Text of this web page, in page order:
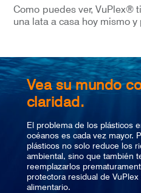
Como puedes ver, VuPlex®
una lata a casa hoy mismo
Vea su mundo
claridad.
El problema de los plásticos
océanos es cada vez mayor.
plásticos no solo reduce los
ambiental, sino que también
reemplazarlos
protectora residual de
alimentario.